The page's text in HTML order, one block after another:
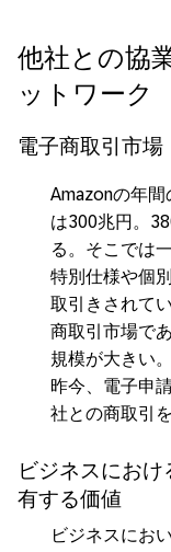
他社との協
ットワーク
電子商取引市場
Amazonの年間
は300兆円。
る。そこでは
特別仕様や個
取引きされて
商取引市場で
規模が大きい。
昨今、電子申
社との商取引
ビジネスにお
有する価値
ビジネスにお